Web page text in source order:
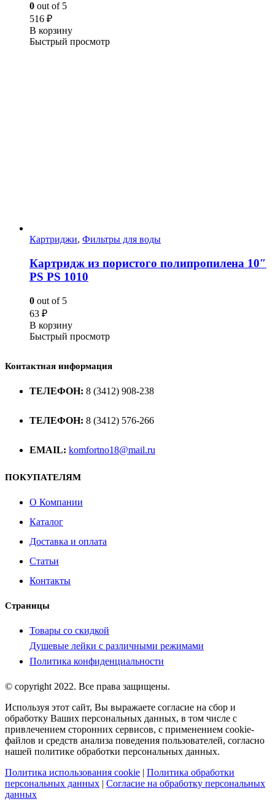
0 out of 5
516 ₽
В корзину
Быстрый просмотр
Картриджи, Фильтры для воды
Картридж из пористого полипропилена 10″
PS PS 1010
0 out of 5
63 ₽
В корзину
Быстрый просмотр
Контактная информация
ТЕЛЕФОН: 8 (3412) 908-238
ТЕЛЕФОН: 8 (3412) 576-266
EMAIL: komfortno18@mail.ru
ПОКУПАТЕЛЯМ
О Компании
Каталог
Доставка и оплата
Статьи
Контакты
Страницы
Товары со скидкой
Душевые лейки с различными режимами
Политика конфиденциальности
© copyright 2022. Все права защищены.
Используя этот сайт, Вы выражаете согласие на сбор и
обработку Ваших персональных данных, в том числе с
привлечением сторонних сервисов, с применением cookie-
файлов и средств анализа поведения пользователей, согласно
нашей политике обработки персональных данных.
Политика использования cookie | Политика обработки
персональных данных | Согласие на обработку персональных
данных